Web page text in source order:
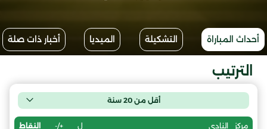
أحداث المباراة التشكيلة الميديا أخبار ذات صلة
الترتيب
أقل من 20 سنة
مركز النادي ل +/- النقاط